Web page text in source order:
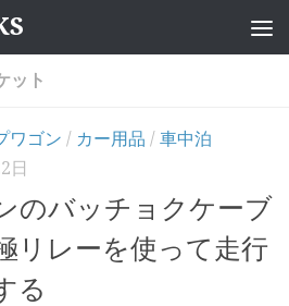
ット
ワゴン / カー用品 / 車中泊
日
のバッチョクケーブ
リレーを使って走行
る